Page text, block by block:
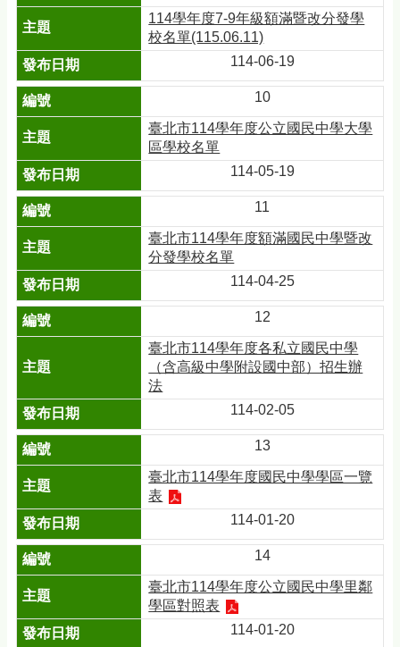
114學年度7-9年級額滿暨改分發學
校名單(115.06.11)
114-06-19
10
臺北市114學年度公立國民中學大學
區學校名單
114-05-19
11
臺北市114學年度額滿國民中學暨改
分發學校名單
114-04-25
12
臺北市114學年度各私立國民中學
（含高級中學附設國中部）招生辦
法
114-02-05
13
臺北市114學年度國民中學學區一覽
表
114-01-20
14
臺北市114學年度公立國民中學里鄰
學區對照表
114-01-20